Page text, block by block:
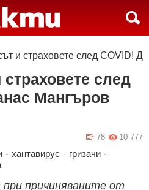
и страховете след COVID!
след
Мангъров
10 777
78
- хантавирус - гризачи -
причиняваните от